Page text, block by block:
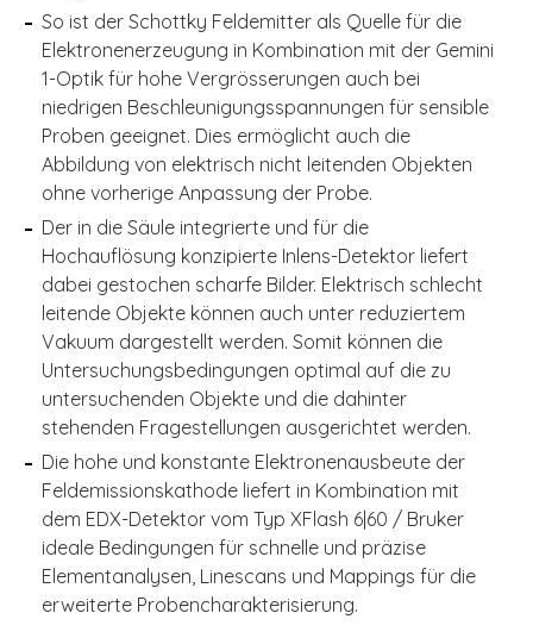
So ist der Schottky Feldemitter als Quelle für die
Elektronenerzeugung in Kombination mit der Gemini
1-Optik für hohe Vergrösserungen auch bei
niedrigen Beschleunigungsspannungen für sensible
Proben geeignet. Dies ermöglicht auch die
Abbildung von elektrisch nicht leitenden Objekten
ohne vorherige Anpassung der Probe.
Der in die Säule integrierte und für die
Hochauflösung konzipierte Inlens-Detektor liefert
dabei gestochen scharfe Bilder. Elektrisch schlecht
leitende Objekte können auch unter reduziertem
Vakuum dargestellt werden. Somit können die
Untersuchungsbedingungen optimal auf die zu
untersuchenden Objekte und die dahinter
stehenden Fragestellungen ausgerichtet werden.
Die hohe und konstante Elektronenausbeute der
Feldemissionskathode liefert in Kombination mit
dem EDX-Detektor vom Typ XFlash 6|60 / Bruker
ideale Bedingungen für schnelle und präzise
Elementanalysen, Linescans und Mappings für die
erweiterte Probencharakterisierung.